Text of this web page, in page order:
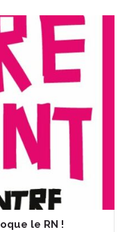
le RN !